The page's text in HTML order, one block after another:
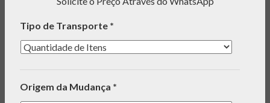
preço do serviço para seu WhatsApp!
INFORMAÇÕES
Tipo de Transporte *
Origem da Mudança *